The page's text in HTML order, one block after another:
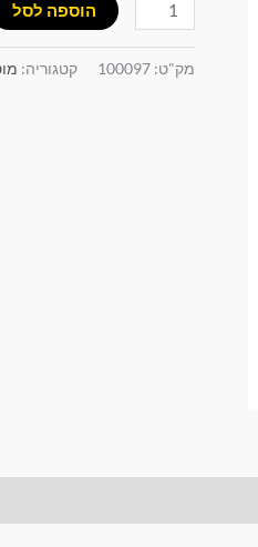
הוספה לסל
מק"ט: 100097 קטגוריה: